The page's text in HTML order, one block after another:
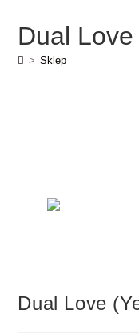
Dual
> Sklep
Dual Love